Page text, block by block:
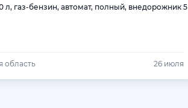
л, газ-бензин, автомат, полный, внедорожник 5
область 26 июля